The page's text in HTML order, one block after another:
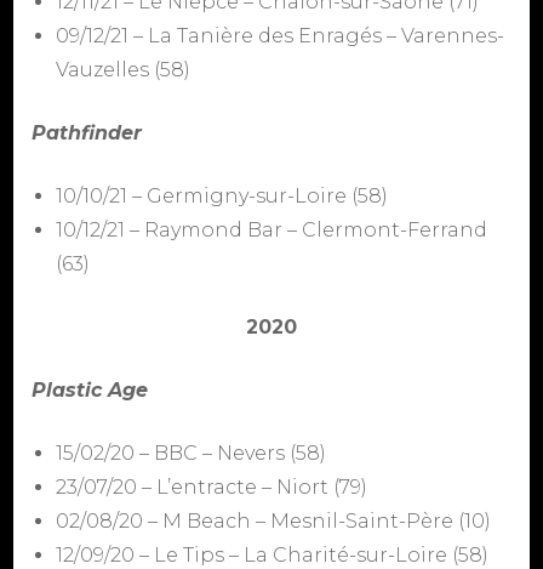
09/12/21 – La Tanière des Enragés – Varennes-
Vauzelles (58)
Pathfinder
10/10/21 – Germigny-sur-Loire (58)
10/12/21 – Raymond Bar – Clermont-Ferrand
(63)
2020
Plastic Age
15/02/20 – BBC – Nevers (58)
23/07/20 – L’entracte – Niort (79)
02/08/20 – M Beach – Mesnil-Saint-Père (10)
12/09/20 – Le Tips – La Charité-sur-Loire (58)